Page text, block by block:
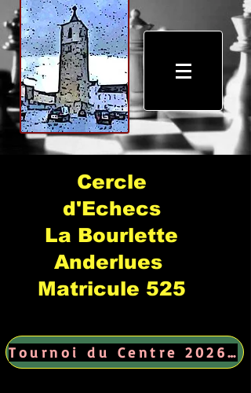
Cercle
d'Echecs
La Bourlette
Anderlues
Matricule 525
Tournoi du Centre 2026 →